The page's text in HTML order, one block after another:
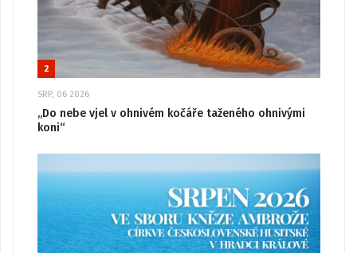
2
SRP, 06 2026
„Do nebe vjel v ohnivém kočáře taženého ohnivými
koni“